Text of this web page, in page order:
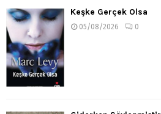
Keşke Gerçek Olsa
05/08/2026 0